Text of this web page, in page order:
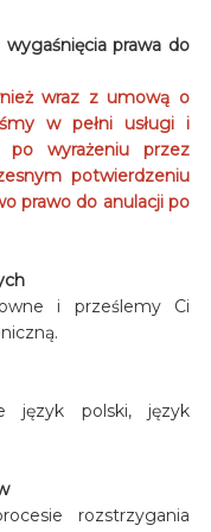
prawa do
wraz z umową o
w pełni usługi i
po wyrażeniu przez
potwierdzeniu
prawo do anulacji po
i prześlemy Ci
język polski, język
rozstrzygania